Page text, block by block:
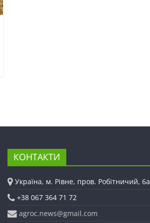
КОНТАКТИ
Україна, м. Рівне, пров. Робітничий, 6а
+38 067 364 71 72
agroc.news@gmail.com